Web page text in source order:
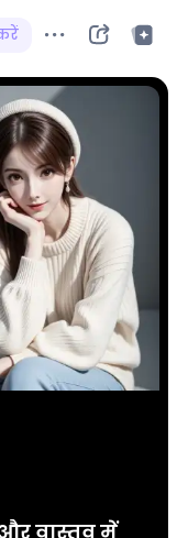
वास्तव में